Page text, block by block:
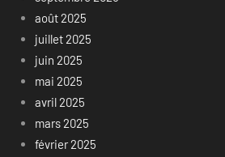
août 2025
juillet 2025
juin 2025
mai 2025
avril 2025
mars 2025
février 2025